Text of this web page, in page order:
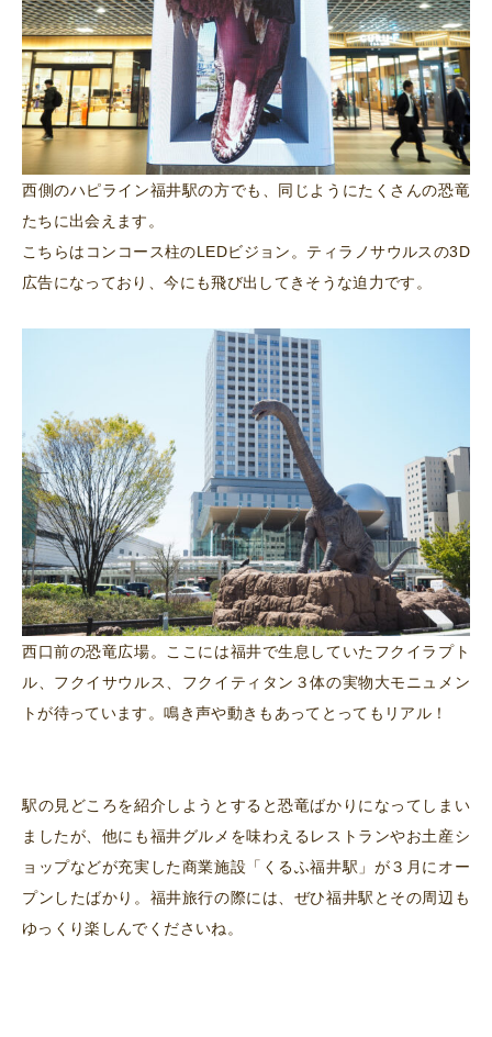
西側のハピライン福井駅の方でも、同じようにたくさんの恐竜
たちに出会えます。
こちらはコンコース柱のLEDビジョン。ティラノサウルスの3D
広告になっており、今にも飛び出してきそうな迫力です。
西口前の恐竜広場。ここには福井で生息していたフクイラプト
ル、フクイサウルス、フクイティタン３体の実物大モニュメン
トが待っています。鳴き声や動きもあってとってもリアル！
駅の見どころを紹介しようとすると恐竜ばかりになってしまい
ましたが、他にも福井グルメを味わえるレストランやお土産シ
ョップなどが充実した商業施設「くるふ福井駅」が３月にオー
プンしたばかり。福井旅行の際には、ぜひ福井駅とその周辺も
ゆっくり楽しんでくださいね。